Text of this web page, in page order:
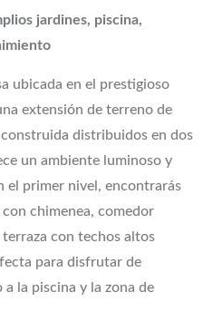
jardines, piscina,
ubicada en el prestigioso
extensión de terreno de
distribuidos en dos
un ambiente luminoso y
el primer nivel, encontrarás
chimenea, comedor
con techos altos
para disfrutar de
la piscina y la zona de